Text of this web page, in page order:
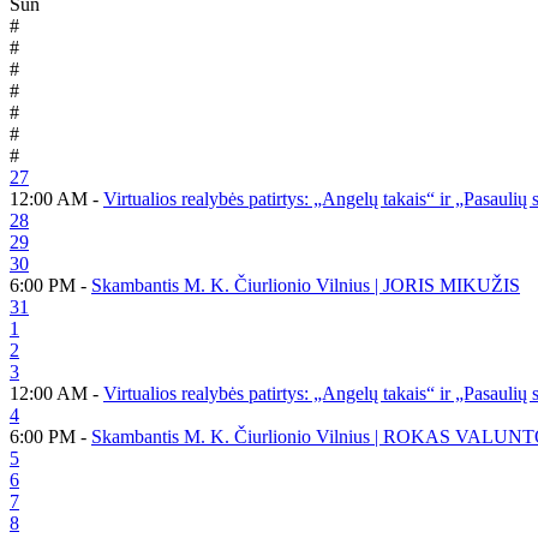
Sun
#
#
#
#
#
#
#
27
12:00 AM - Virtualios realybės patirtys: „Angelų takais“ ir „Pasaulių
28
29
30
6:00 PM - Skambantis M. K. Čiurlionio Vilnius | JORIS MIKUŽIS
31
1
2
3
12:00 AM - Virtualios realybės patirtys: „Angelų takais“ ir „Pasaulių
4
6:00 PM - Skambantis M. K. Čiurlionio Vilnius | ROKAS
5
6
7
8